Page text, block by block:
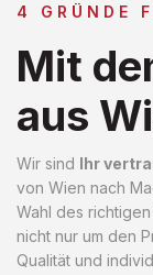
4 GRÜNDE
Mit
aus
Wir sind Ihr
von Wien nach
Wahl des
nicht nur um den
Qualität und